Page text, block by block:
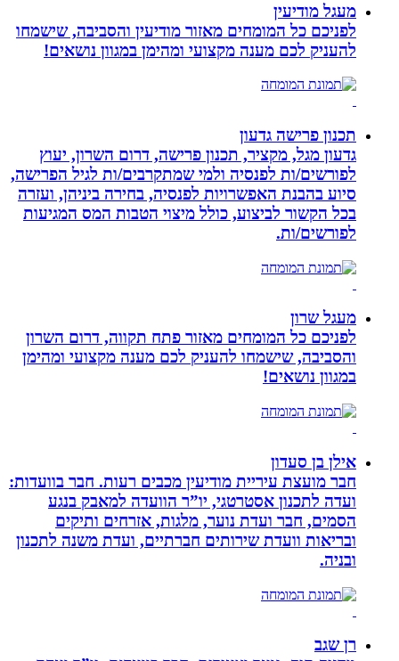
מעגל מודיעין
לפניכם כל המומחים מאזור מודיעין והסביבה, שישמחו
להעניק לכם מענה מקצועי ומהימן במגוון נושאים!
תכנון פרישה גדעון
גדעון מגל, מקציר, תכנון פרישה, דרום השרון, יעוץ
לפורשים/ות לפנסיה ולמי שמתקרבים/ות לגיל הפרישה,
סיוע בהבנת האפשרויות לפנסיה, בחירה ביניהן, ועזרה
בכל הקשור לביצוע, כולל מיצוי הטבות המס המגיעות
לפורשים/ות.
מעגל שרון
לפניכם כל המומחים מאזור פתח תקווה, דרום השרון
והסביבה, שישמחו להעניק לכם מענה מקצועי ומהימן
במגוון נושאים!
אילן בן סעדון
חבר מועצת עיריית מודיעין מכבים רעות. חבר בוועדות:
ועדה לתכנון אסטרטגי, יו”ר הוועדה למאבק בנגע
הסמים, חבר ועדת נוער, מלגות, אזרחים ותיקים
ובריאות וועדת שירותים חברתיים, ועדת משנה לתכנון
ובניה.
רן שגב